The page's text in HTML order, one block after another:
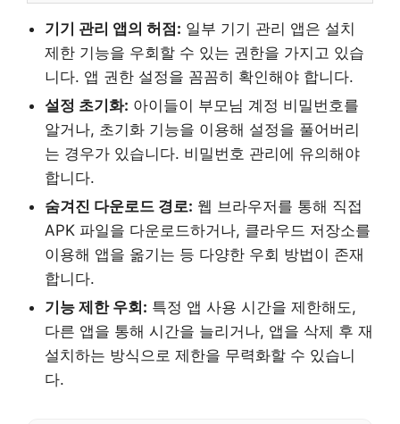
기기 관리 앱의 허점: 일부 기기 관리 앱은 설치
제한 기능을 우회할 수 있는 권한을 가지고 있습
니다. 앱 권한 설정을 꼼꼼히 확인해야 합니다.
설정 초기화: 아이들이 부모님 계정 비밀번호를
알거나, 초기화 기능을 이용해 설정을 풀어버리
는 경우가 있습니다. 비밀번호 관리에 유의해야
합니다.
숨겨진 다운로드 경로: 웹 브라우저를 통해 직접
APK 파일을 다운로드하거나, 클라우드 저장소를
이용해 앱을 옮기는 등 다양한 우회 방법이 존재
합니다.
기능 제한 우회: 특정 앱 사용 시간을 제한해도,
다른 앱을 통해 시간을 늘리거나, 앱을 삭제 후 재
설치하는 방식으로 제한을 무력화할 수 있습니
다.